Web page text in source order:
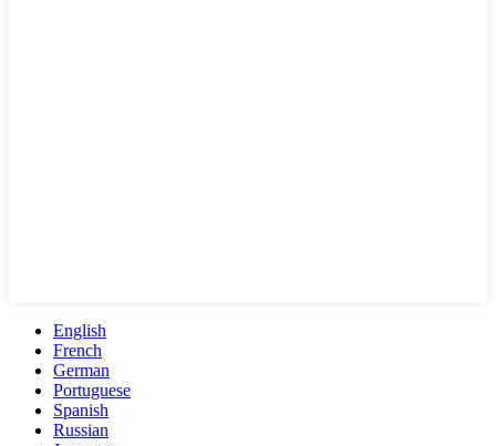
English
French
German
Portuguese
Spanish
Russian